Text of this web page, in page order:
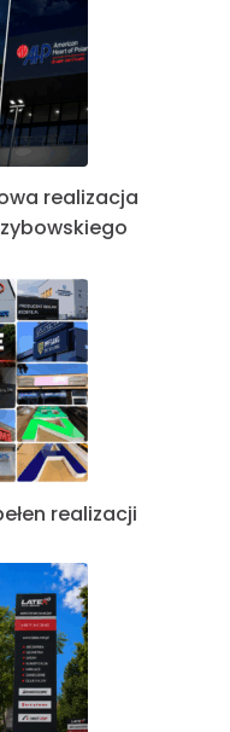
realizacja
realizacji